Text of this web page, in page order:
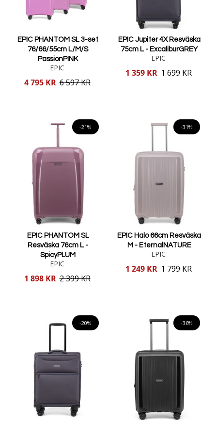
EPIC PHANTOM SL 3-set
76/66/55cm L/M/S
PassionPINK
EPIC
Reducerat
4 795 KR 6 597 KR
EPIC Jupiter 4X Resväska
75cm L - ExcaliburGREY
EPIC
Reducerat
1 359 KR 1 699 KR
-21%
EPIC PHANTOM SL
Resväska 76cm L -
SpicyPLUM
EPIC
Reducerat
1 898 KR 2 399 KR
-31%
EPIC Halo 66cm Resväska
M - EternalNATURE
EPIC
Reducerat
1 249 KR 1 799 KR
-20% -36%